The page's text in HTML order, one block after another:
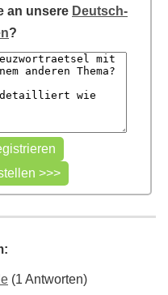
an unsere Deutsch-
?
(1 Antworten)